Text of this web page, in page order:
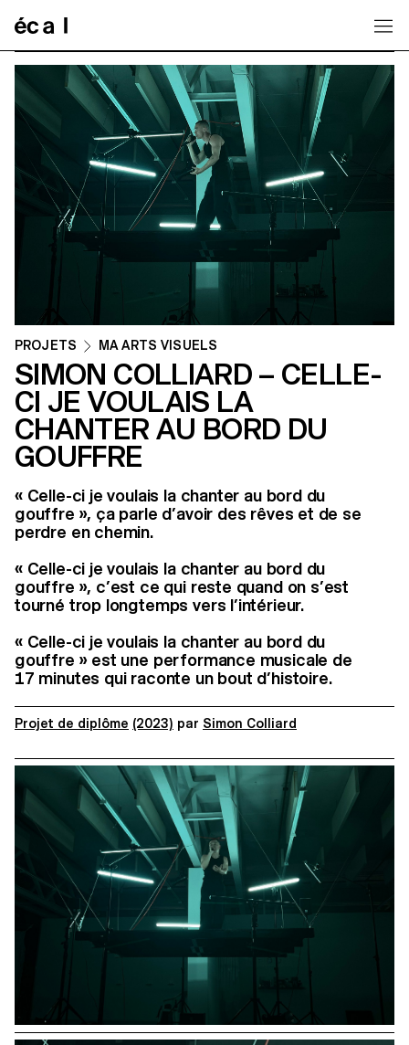
PROJETS MA ARTS VISUELS
SIMON COLLIARD – CELLE-
CI JE VOULAIS LA
CHANTER AU BORD DU
GOUFFRE
« Celle-ci je voulais la chanter au bord du
gouffre », ça parle d’avoir des rêves et de se
perdre en chemin.
« Celle-ci je voulais la chanter au bord du
gouffre », c’est ce qui reste quand on s’est
tourné trop longtemps vers l’intérieur.
« Celle-ci je voulais la chanter au bord du
gouffre » est une performance musicale de
17 minutes qui raconte un bout d’histoire.
Projet de diplôme (2023) par Simon Colliard